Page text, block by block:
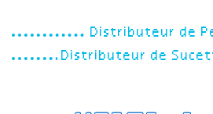
Distributeur de
Distributeur de